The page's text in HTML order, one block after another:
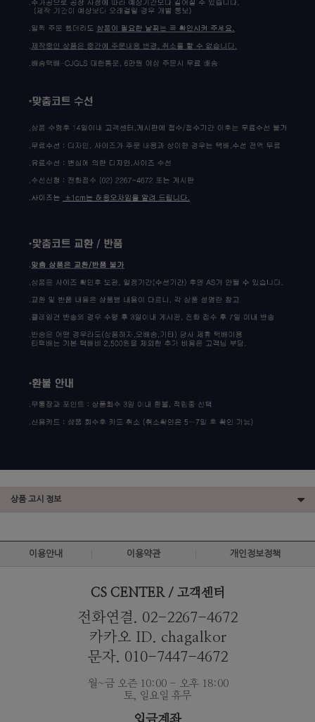
상품 고시 정보
이용안내 이용약관 개인정보정책
CS CENTER / 고객센터
전화연결. 02-2267-4672
카카오 ID. chagalkor
문자. 010-7447-4672
월~금 오즌 10:00 - 오후 18:00
토, 일요일 휴무